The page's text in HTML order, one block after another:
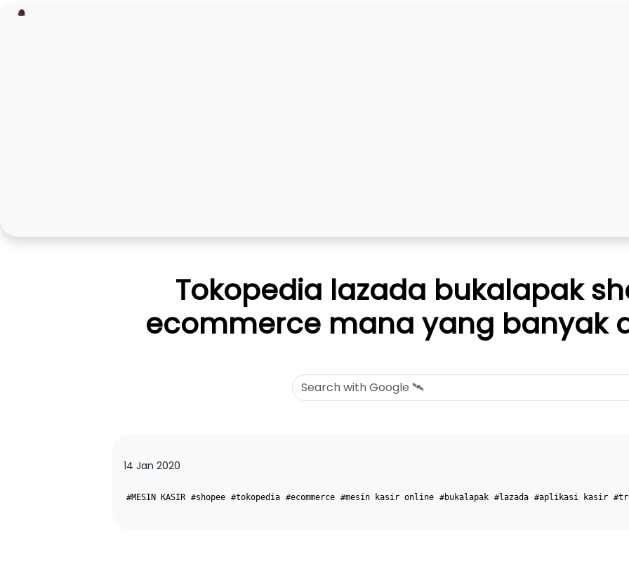
Tokopedia lazada bukalapak
ecommerce mana yang banyak
14 Jan 2020
#MESIN KASIR #shopee #tokopedia #ecommerce #mesin kasir online #bukalapak #lazada #aplikasi kasir